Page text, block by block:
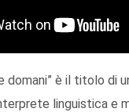
domani” è il titolo di
linguistica e